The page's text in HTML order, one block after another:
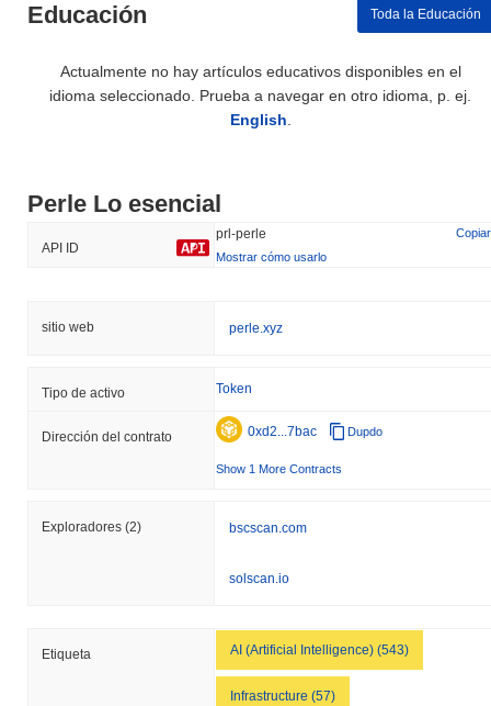
Educación Toda la Educación
Actualmente no hay artículos educativos disponibles en el
idioma seleccionado. Prueba a navegar en otro idioma, p. ej.
English
Perle Lo esencial
API ID
prl-perle
Copiar
Mostrar cómo usarlo
sitio web perle.xyz
Tipo de activo Token
Dirección del contrato 0xd2...7bac Dupdo
Show 1 More Contracts
Exploradores (2) bscscan.com
solscan.io
Etiqueta AI (Artificial Intelligence) (543)
Infrastructure (57)